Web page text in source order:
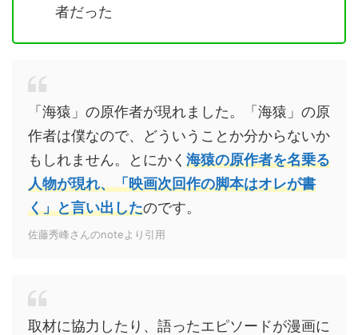
者だった
「海猿」の原作者が現れました。「海猿」の原
作者は僕なので、どういうことか分からないか
もしれません。とにかく 海猿の原作者を名乗る
人物が現れ、「映画次回作の脚本はオレが書
く」と言い出したのです。
佐藤秀峰さんのnoteより引用
取材に協力したり、語ったエピソードが漫画に